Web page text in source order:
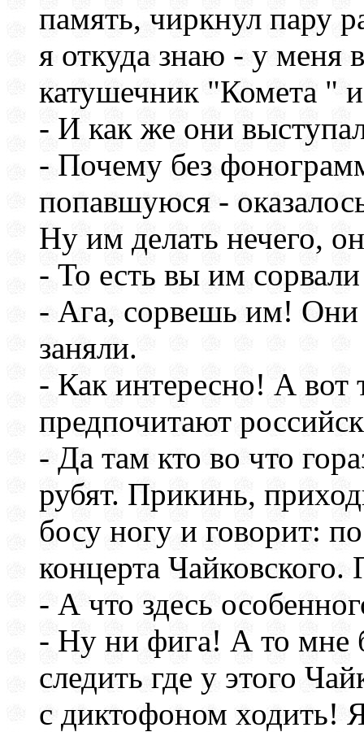
память, чиркнул пару
я откуда знаю - у меня
катушечник "Комета "
- И как же они
- Почему без
попавшуюся -
Ну им делать нечего,
- То есть вы им
- Ага, сорвешь им! Они
заняли.
- Как интересно! А вот
предпочитают
- Да там кто во что
рубят. Прикинь,
босу ногу и говорит:
концерта
- А что здесь
- Ну ни фига! А то мне
следить где у этого
с диктофоном ходить!